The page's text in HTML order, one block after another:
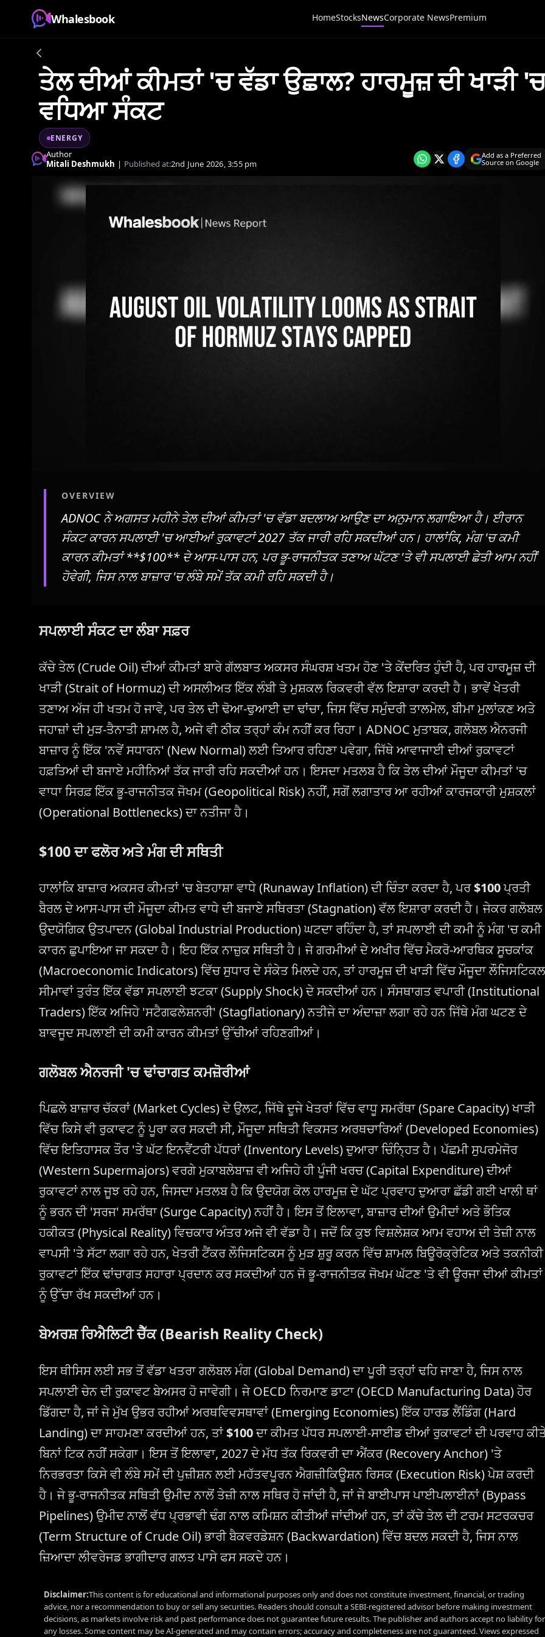
Whalesbook HomeStocksNewsCorporate NewsPremium
ਤੇਲ ਦੀਆਂ ਕੀਮਤਾਂ 'ਚ ਵੱਡਾ ਉਛਾਲ? ਹਾਰਮੂਜ਼ ਦੀ ਖਾੜੀ
ਵਧਿਆ ਸੰਕਟ
ENERGY
Author
Mitali Deshmukh | Published at:2nd June 2026, 3:55 pm
Add as a Preferred
Source on Google
OVERVIEW
ADNOC ਨੇ ਅਗਸਤ ਮਹੀਨੇ ਤੇਲ ਦੀਆਂ ਕੀਮਤਾਂ 'ਚ ਵੱਡਾ ਬਦਲਾਅ ਆਉਣ ਦਾ ਅਨੁਮਾਨ ਲਗਾਇਆ ਹੈ। ਈਰਾਨ
ਸੰਕਟ ਕਾਰਨ ਸਪਲਾਈ 'ਚ ਆਈਆਂ ਰੁਕਾਵਟਾਂ 2027 ਤੱਕ ਜਾਰੀ ਰਹਿ ਸਕਦੀਆਂ ਹਨ। ਹਾਲਾਂਕਿ, ਮੰਗ 'ਚ ਕਮੀ
ਕਾਰਨ ਕੀਮਤਾਂ **$100** ਦੇ ਆਸ-ਪਾਸ ਹਨ, ਪਰ ਭੂ-ਰਾਜਨੀਤਕ ਤਣਾਅ ਘੱਟਣ 'ਤੇ ਵੀ ਸਪਲਾਈ ਛੇਤੀ ਆਮ ਨਹੀਂ
ਹੋਵੇਗੀ, ਜਿਸ ਨਾਲ ਬਾਜ਼ਾਰ 'ਚ ਲੰਬੇ ਸਮੇਂ ਤੱਕ ਕਮੀ ਰਹਿ ਸਕਦੀ ਹੈ।
ਸਪਲਾਈ ਸੰਕਟ ਦਾ ਲੰਬਾ ਸਫ਼ਰ
ਕੱਚੇ ਤੇਲ (Crude Oil) ਦੀਆਂ ਕੀਮਤਾਂ ਬਾਰੇ ਗੱਲਬਾਤ ਅਕਸਰ ਸੰਘਰਸ਼ ਖਤਮ ਹੋਣ 'ਤੇ ਕੇਂਦਰਿਤ ਹੁੰਦੀ ਹੈ, ਪਰ ਹਾਰਮੂਜ਼ ਦੀ
ਖਾੜੀ (Strait of Hormuz) ਦੀ ਅਸਲੀਅਤ ਇੱਕ ਲੰਬੀ ਤੇ ਮੁਸ਼ਕਲ ਰਿਕਵਰੀ ਵੱਲ ਇਸ਼ਾਰਾ ਕਰਦੀ ਹੈ। ਭਾਵੇਂ ਖੇਤਰੀ
ਤਣਾਅ ਅੱਜ ਹੀ ਖਤਮ ਹੋ ਜਾਵੇ, ਪਰ ਤੇਲ ਦੀ ਢੋਆ-ਢੁਆਈ ਦਾ ਢਾਂਚਾ, ਜਿਸ ਵਿੱਚ ਸਮੁੰਦਰੀ ਤਾਲਮੇਲ, ਬੀਮਾ ਮੁਲਾਂਕਣ ਅਤੇ
ਜਹਾਜ਼ਾਂ ਦੀ ਮੁੜ-ਤੈਨਾਤੀ ਸ਼ਾਮਲ ਹੈ, ਅਜੇ ਵੀ ਠੀਕ ਤਰ੍ਹਾਂ ਕੰਮ ਨਹੀਂ ਕਰ ਰਿਹਾ। ADNOC ਮੁਤਾਬਕ, ਗਲੋਬਲ ਐਨਰਜੀ
ਬਾਜ਼ਾਰ ਨੂੰ ਇੱਕ 'ਨਵੇਂ ਸਧਾਰਨ' (New Normal) ਲਈ ਤਿਆਰ ਰਹਿਣਾ ਪਵੇਗਾ, ਜਿੱਥੇ ਆਵਾਜਾਈ ਦੀਆਂ ਰੁਕਾਵਟਾਂ
ਹਫ਼ਤਿਆਂ ਦੀ ਬਜਾਏ ਮਹੀਨਿਆਂ ਤੱਕ ਜਾਰੀ ਰਹਿ ਸਕਦੀਆਂ ਹਨ। ਇਸਦਾ ਮਤਲਬ ਹੈ ਕਿ ਤੇਲ ਦੀਆਂ ਮੌਜੂਦਾ ਕੀਮਤਾਂ 'ਚ
ਵਾਧਾ ਸਿਰਫ਼ ਇੱਕ ਭੂ-ਰਾਜਨੀਤਕ ਜੋਖਮ (Geopolitical Risk) ਨਹੀਂ, ਸਗੋਂ ਲਗਾਤਾਰ ਆ ਰਹੀਆਂ ਕਾਰਜਕਾਰੀ ਮੁਸ਼ਕਲਾਂ
(Operational Bottlenecks) ਦਾ ਨਤੀਜਾ ਹੈ।
$100ਦਾ ਫਲੋਰ ਅਤੇ ਮੰਗ ਦੀ ਸਥਿਤੀ
ਹਾਲਾਂਕਿ ਬਾਜ਼ਾਰ ਅਕਸਰ ਕੀਮਤਾਂ 'ਚ ਬੇਤਹਾਸ਼ਾ ਵਾਧੇ (Runaway Inflation) ਦੀ ਚਿੰਤਾ ਕਰਦਾ ਹੈ, ਪਰ$100ਪ੍ਰਤੀ
ਬੈਰਲ ਦੇ ਆਸ-ਪਾਸ ਦੀ ਮੌਜੂਦਾ ਕੀਮਤ ਵਾਧੇ ਦੀ ਬਜਾਏ ਸਥਿਰਤਾ (Stagnation) ਵੱਲ ਇਸ਼ਾਰਾ ਕਰਦੀ ਹੈ। ਜੇਕਰ ਗਲੋਬਲ
ਉਦਯੋਗਿਕ ਉਤਪਾਦਨ (Global Industrial Production) ਘਟਦਾ ਰਹਿੰਦਾ ਹੈ, ਤਾਂ ਸਪਲਾਈ ਦੀ ਕਮੀ ਨੂੰ ਮੰਗ 'ਚ ਕਮੀ
ਕਾਰਨ ਛੁਪਾਇਆ ਜਾ ਸਕਦਾ ਹੈ। ਇਹ ਇੱਕ ਨਾਜ਼ੁਕ ਸਥਿਤੀ ਹੈ। ਜੇ ਗਰਮੀਆਂ ਦੇ ਅਖੀਰ ਵਿੱਚ ਮੈਕਰੋ-ਆਰਥਿਕ ਸੂਚਕਾਂਕ
(Macroeconomic Indicators) ਵਿੱਚ ਸੁਧਾਰ ਦੇ ਸੰਕੇਤ ਮਿਲਦੇ ਹਨ, ਤਾਂ ਹਾਰਮੂਜ਼ ਦੀ ਖਾੜੀ ਵਿੱਚ ਮੌਜੂਦਾ ਲੌਜਿਸਟਿਕਲ
ਸੀਮਾਵਾਂ ਤੁਰੰਤ ਇੱਕ ਵੱਡਾ ਸਪਲਾਈ ਝਟਕਾ (Supply Shock) ਦੇ ਸਕਦੀਆਂ ਹਨ। ਸੰਸਥਾਗਤ ਵਪਾਰੀ (Institutional
Traders) ਇੱਕ ਅਜਿਹੇ 'ਸਟੈਗਫਲੇਸ਼ਨਰੀ' (Stagflationary) ਨਤੀਜੇ ਦਾ ਅੰਦਾਜ਼ਾ ਲਗਾ ਰਹੇ ਹਨ ਜਿੱਥੇ ਮੰਗ ਘਟਣ ਦੇ
ਬਾਵਜੂਦ ਸਪਲਾਈ ਦੀ ਕਮੀ ਕਾਰਨ ਕੀਮਤਾਂ ਉੱਚੀਆਂ ਰਹਿਣਗੀਆਂ।
ਗਲੋਬਲ ਐਨਰਜੀ 'ਚ ਢਾਂਚਾਗਤ ਕਮਜ਼ੋਰੀਆਂ
ਪਿਛਲੇ ਬਾਜ਼ਾਰ ਚੱਕਰਾਂ (Market Cycles) ਦੇ ਉਲਟ, ਜਿੱਥੇ ਦੂਜੇ ਖੇਤਰਾਂ ਵਿੱਚ ਵਾਧੂ ਸਮਰੱਥਾ (Spare Capacity) ਖਾੜੀ
ਵਿੱਚ ਕਿਸੇ ਵੀ ਰੁਕਾਵਟ ਨੂੰ ਪੂਰਾ ਕਰ ਸਕਦੀ ਸੀ, ਮੌਜੂਦਾ ਸਥਿਤੀ ਵਿਕਸਤ ਅਰਥਚਾਰਿਆਂ (Developed Economies)
ਵਿੱਚ ਇਤਿਹਾਸਕ ਤੌਰ 'ਤੇ ਘੱਟ ਇਨਵੈਂਟਰੀ ਪੱਧਰਾਂ (Inventory Levels) ਦੁਆਰਾ ਚਿੰਨ੍ਹਿਤ ਹੈ। ਪੱਛਮੀ ਸੁਪਰਮੇਜੋਰ
(Western Supermajors) ਵਰਗੇ ਮੁਕਾਬਲੇਬਾਜ਼ ਵੀ ਅਜਿਹੇ ਹੀ ਪੂੰਜੀ ਖਰਚ (Capital Expenditure) ਦੀਆਂ
ਰੁਕਾਵਟਾਂ ਨਾਲ ਜੂਝ ਰਹੇ ਹਨ, ਜਿਸਦਾ ਮਤਲਬ ਹੈ ਕਿ ਉਦਯੋਗ ਕੋਲ ਹਾਰਮੂਜ਼ ਦੇ ਘੱਟ ਪ੍ਰਵਾਹ ਦੁਆਰਾ ਛੱਡੀ ਗਈ ਖਾਲੀ ਥਾਂ
ਨੂੰ ਭਰਨ ਦੀ 'ਸਰਜ' ਸਮਰੱਥਾ (Surge Capacity) ਨਹੀਂ ਹੈ। ਇਸ ਤੋਂ ਇਲਾਵਾ, ਬਾਜ਼ਾਰ ਦੀਆਂ ਉਮੀਦਾਂ ਅਤੇ ਭੌਤਿਕ
ਹਕੀਕਤ (Physical Reality) ਵਿਚਕਾਰ ਅੰਤਰ ਅਜੇ ਵੀ ਵੱਡਾ ਹੈ। ਜਦੋਂ ਕਿ ਕੁਝ ਵਿਸ਼ਲੇਸ਼ਕ ਆਮ ਵਹਾਅ ਦੀ ਤੇਜ਼ੀ ਨਾਲ
ਵਾਪਸੀ 'ਤੇ ਸੱਟਾ ਲਗਾ ਰਹੇ ਹਨ, ਖੇਤਰੀ ਟੈਂਕਰ ਲੌਜਿਸਟਿਕਸ ਨੂੰ ਮੁੜ ਸ਼ੁਰੂ ਕਰਨ ਵਿੱਚ ਸ਼ਾਮਲ ਬਿਊਰੋਕ੍ਰੇਟਿਕ ਅਤੇ ਤਕਨੀਕੀ
ਰੁਕਾਵਟਾਂ ਇੱਕ ਢਾਂਚਾਗਤ ਸਹਾਰਾ ਪ੍ਰਦਾਨ ਕਰ ਸਕਦੀਆਂ ਹਨ ਜੋ ਭੂ-ਰਾਜਨੀਤਕ ਜੋਖਮ ਘੱਟਣ 'ਤੇ ਵੀ ਊਰਜਾ ਦੀਆਂ ਕੀਮਤਾਂ
ਨੂੰ ਉੱਚਾ ਰੱਖ ਸਕਦੀਆਂ ਹਨ।
ਬੇਅਰਸ਼ ਰਿਐਲਿਟੀ ਚੈੱਕ (Bearish Reality Check)
ਇਸ ਥੀਸਿਸ ਲਈ ਸਭ ਤੋਂ ਵੱਡਾ ਖਤਰਾ ਗਲੋਬਲ ਮੰਗ (Global Demand) ਦਾ ਪੂਰੀ ਤਰ੍ਹਾਂ ਢਹਿ ਜਾਣਾ ਹੈ, ਜਿਸ ਨਾਲ
ਸਪਲਾਈ ਚੇਨ ਦੀ ਰੁਕਾਵਟ ਬੇਅਸਰ ਹੋ ਜਾਵੇਗੀ। ਜੇ OECD ਨਿਰਮਾਣ ਡਾਟਾ (OECD Manufacturing Data) ਹੋਰ
ਡਿੱਗਦਾ ਹੈ, ਜਾਂ ਜੇ ਮੁੱਖ ਉਭਰ ਰਹੀਆਂ ਅਰਥਵਿਵਸਥਾਵਾਂ (Emerging Economies) ਇੱਕ ਹਾਰਡ ਲੈਂਡਿੰਗ (Hard
Landing) ਦਾ ਸਾਹਮਣਾ ਕਰਦੀਆਂ ਹਨ, ਤਾਂ$100ਦਾ ਕੀਮਤ ਪੱਧਰ ਸਪਲਾਈ-ਸਾਈਡ ਦੀਆਂ ਰੁਕਾਵਟਾਂ ਦੀ ਪਰਵਾਹ
ਬਿਨਾਂ ਟਿਕ ਨਹੀਂ ਸਕੇਗਾ। ਇਸ ਤੋਂ ਇਲਾਵਾ, 2027 ਦੇ ਮੱਧ ਤੱਕ ਰਿਕਵਰੀ ਦਾ ਐਂਕਰ (Recovery Anchor) 'ਤੇ
ਨਿਰਭਰਤਾ ਕਿਸੇ ਵੀ ਲੰਬੇ ਸਮੇਂ ਦੀ ਪੁਜ਼ੀਸ਼ਨ ਲਈ ਮਹੱਤਵਪੂਰਨ ਐਗਜ਼ੀਕਿਊਸ਼ਨ ਰਿਸਕ (Execution Risk) ਪੇਸ਼ ਕਰਦੀ
ਹੈ। ਜੇ ਭੂ-ਰਾਜਨੀਤਕ ਸਥਿਤੀ ਉਮੀਦ ਨਾਲੋਂ ਤੇਜ਼ੀ ਨਾਲ ਸਥਿਰ ਹੋ ਜਾਂਦੀ ਹੈ, ਜਾਂ ਜੇ ਬਾਈਪਾਸ ਪਾਈਪਲਾਈਨਾਂ (Bypass
Pipelines) ਉਮੀਦ ਨਾਲੋਂ ਵੱਧ ਪ੍ਰਭਾਵੀ ਢੰਗ ਨਾਲ ਕਮਿਸ਼ਨ ਕੀਤੀਆਂ ਜਾਂਦੀਆਂ ਹਨ, ਤਾਂ ਕੱਚੇ ਤੇਲ ਦੀ ਟਰਮ ਸਟਰਕਚਰ
(Term Structure of Crude Oil) ਭਾਰੀ ਬੈਕਵਰਡੇਸ਼ਨ (Backwardation) ਵਿੱਚ ਬਦਲ ਸਕਦੀ ਹੈ, ਜਿਸ ਨਾਲ
ਜ਼ਿਆਦਾ ਲੀਵਰੇਜਡ ਭਾਗੀਦਾਰ ਗਲਤ ਪਾਸੇ ਫਸ ਸਕਦੇ ਹਨ।
Disclaimer:This content is for educational and informational purposes only and does not constitute investment, financial, or trading
advice, nor a recommendation to buy or sell any securities. Readers should consult a SEBI-registered advisor before making investment
decisions, as markets involve risk and past performance does not guarantee future results. The publisher and authors accept no liability for
any losses. Some content may be AI-generated and may contain errors; accuracy and completeness are not guaranteed. Views expressed